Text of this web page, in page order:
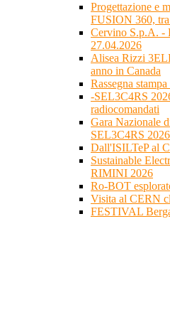
Progettazione e
FUSION 360,
Cervino S.p.A. -
27.04.2026
Alisea Rizzi
anno in Canada
Rassegna
-SEL3C4RS
radiocomandati
Gara Nazionale
SEL3C4RS 2026
Dall'ISILTeP al
Sustainable
RIMINI 2026
Ro-BOT
Visita al CERN
FESTIVAL